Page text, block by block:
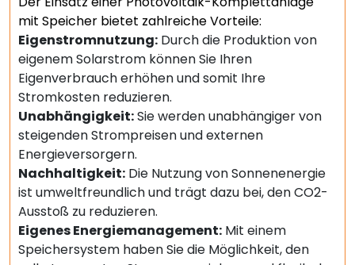
mit Speicher bietet zahlreiche Vorteile:
Eigenstromnutzung: Durch die Produktion von
eigenem Solarstrom können Sie Ihren
Eigenverbrauch erhöhen und somit Ihre
Stromkosten reduzieren.
Unabhängigkeit:Sie werden unabhängiger von
steigenden Strompreisen und externen
Energieversorgern.
Nachhaltigkeit: Die Nutzung von Sonnenenergie
ist umweltfreundlich und trägt dazu bei, den CO2-
Ausstoß zu reduzieren.
Eigenes Energiemanagement: Mit einem
Speichersystem haben Sie die Möglichkeit, den